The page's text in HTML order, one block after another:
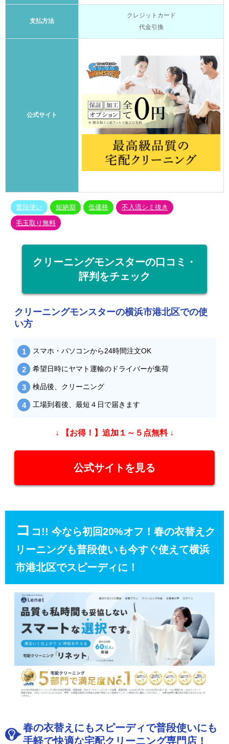
支払方法
クレジットカード
代金引換
公式サイト
普段使い 短納期 低価格 不入流シミ抜き
毛玉取り無料
クリーニングモンスターの口コミ・
評判をチェック
クリーニングモンスターの横浜市港北区での使
い方
スマホ・パソコンから24時間注文OK
希望日時にヤマト運輸のドライバーが集荷
検品後、クリーニング
工場到着後、最短４日で届きます
↓ 【お得！】追加１～５点無料 ↓
公式サイトを見る
コ コ!! 今なら初回20%オフ！春の衣替えク
リーニングも普段使いも今すぐ使えて横浜
市港北区でスピーディに！
春の衣替えにもスピーディで普段使いにも
手軽で快適な宅配クリーニング専門店！